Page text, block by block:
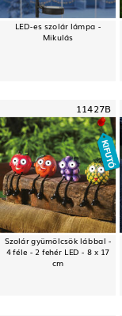
LED-es szolár lámpa -
Mikulás
11427B
Szolár gyümölcsök lábbal -
4 féle - 2 fehér LED - 8 x 17
cm